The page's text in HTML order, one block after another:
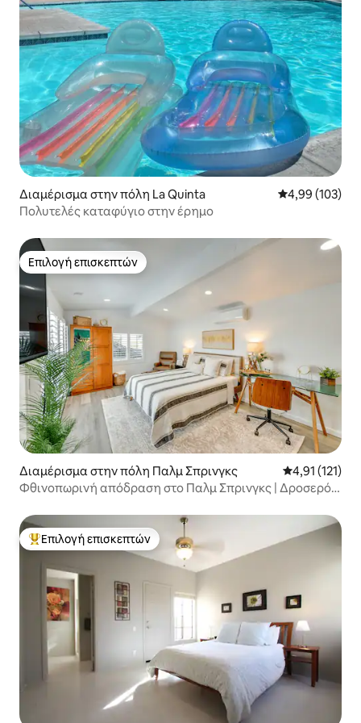
Διαμέρισμα στην πόλη La Quinta Μέση
4,99 (103)
Πολυτελές καταφύγιο στην έρημο
Επιλογή επισκεπτών
Επιλογή επισκεπτών
Διαμέρισμα στην πόλη Παλμ Σπρινγκς Μέση
4,91 (121)
Φθινοπωρινή απόδραση στο Παλμ Σπρινγκς | Δροσερό
Κορυφαία επιλογή επισκεπτών
Επιλογή επισκεπτών